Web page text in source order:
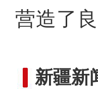
营造了
新疆新